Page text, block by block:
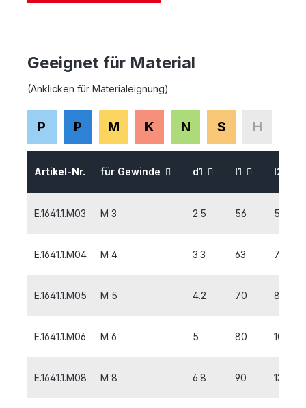
Geeignet für Material
(Anklicken für Materialeignung)
P P M K N S H
Artikel-Nr. für Gewinde d1 l1 l2
E.1641.1.M03 M 3 2.5 56 5
E.1641.1.M04 M 4 3.3 63 7
E.1641.1.M05 M 5 4.2 70 8
E.1641.1.M06 M 6 5 80 10
E.1641.1.M08 M 8 6.8 90 13